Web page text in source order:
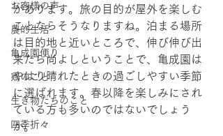
お客様の声
農的生活
亀成園便り
鶏のこと
生き物たちのこと
四季折々
があります。旅の目的が屋外を楽しむ
ことならそうなりますね。泊まる場所
は目的地と近いところで、伸び伸び出
来たら尚よしということで、亀成園は
やはり晴れたときの過ごしやすい季節
に選ばれます。春以降を楽しみにされ
ている方も多いのではないでしょう
か。